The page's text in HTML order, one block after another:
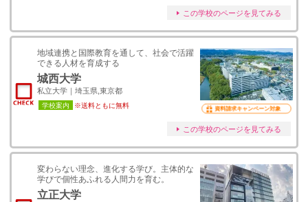
この学校のページを見てみる
地域連携と国際教育を通して、社会で活躍
できる人材を育成する
城西大学
私立大学｜埼玉県,東京都
学校案内 ※送料ともに無料 資料請求キャンペーン対象
この学校のページを見てみる
変わらない理念、進化する学び。主体的な
学びで個性あふれる人間力を育む。
立正大学